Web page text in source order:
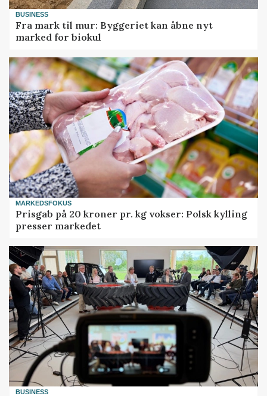
BUSINESS
Fra mark til mur: Byggeriet kan åbne nyt
marked for biokul
MARKEDSFOKUS
Prisgab på 20 kroner pr. kg vokser: Polsk kylling
presser markedet
BUSINESS